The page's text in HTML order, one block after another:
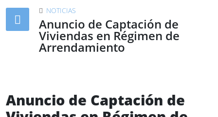
NOTICIAS
Anuncio de Captación de
Viviendas en Régimen de
Arrendamiento
Anuncio de Captación de